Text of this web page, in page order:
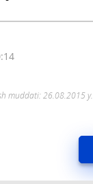
muddati: 26.08.2015 y.